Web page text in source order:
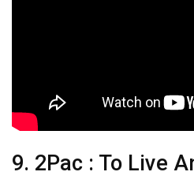
9. 2Pac : To Live